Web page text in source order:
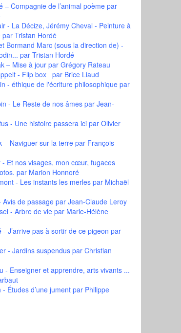
– Compagnie de l’animal poèmepar
- La Décize, Jérémy Cheval - Peinture à
par Tristan Hordé
Bormand Marc (sous la direction de) -
par Tristan Hordé
– Mise à jourpar Grégory Rateau
- Flip box par Brice Liaud
- éthique de l'écriture philosophiquepar
- Le Reste de nos âmespar Jean-
- Une histoire passera icipar Olivier
– Naviguer sur la terrepar François
- Et nos visages, mon cœur, fugaces
par Marion Honnoré
- Les instants les merlespar Michaël
Avis de passagepar Jean-Claude Leroy
- Arbre de viepar Marie-Hélène
- J’arrive pas à sortir de ce pigeon par
- Jardins suspenduspar Christian
- Enseigner et apprendre, arts vivants ...
Études d’une jumentpar Philippe